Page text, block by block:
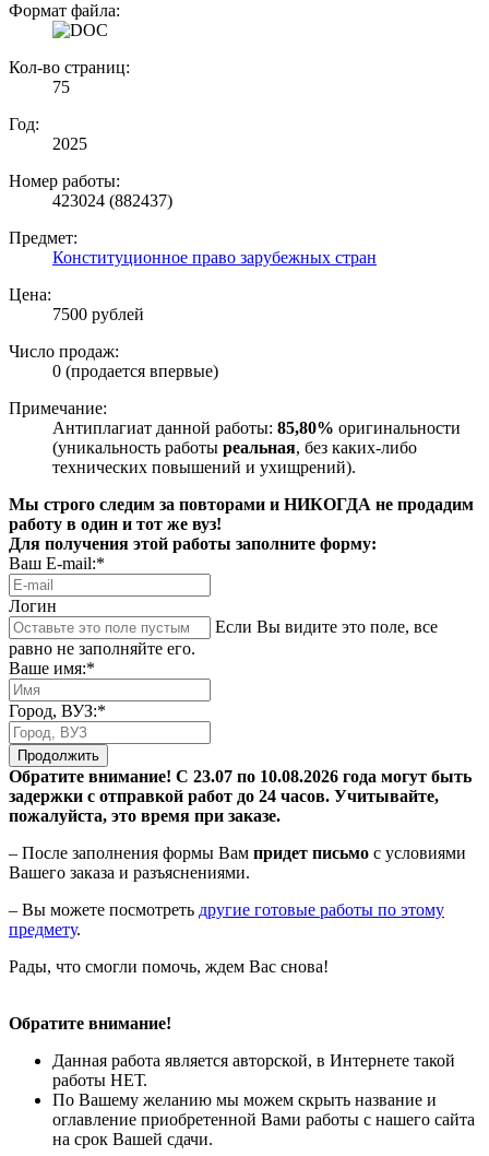
Формат файла:
Кол-во страниц:
75
Год:
2025
Номер работы:
423024 (882437)
Предмет:
Конституционное право зарубежных стран
Цена:
7500 рублей
Число продаж:
0 (продается впервые)
Примечание:
Антиплагиат данной работы: 85,80% оригинальности
(уникальность работы реальная, без каких-либо
технических повышений и ухищрений).
Мы строго следим за повторами и НИКОГДА не продадим
работу в один и тот же вуз!
Для получения этой работы заполните форму:
Ваш E-mail:*
Логин
Если Вы видите это поле, все
равно не заполняйте его.
Ваше имя:*
Город, ВУЗ:*
Продолжить
Обратите внимание! С 23.07 по 10.08.2026 года могут быть
задержки с отправкой работ до 24 часов. Учитывайте,
пожалуйста, это время при заказе.
– После заполнения формы Вам придет письмо с условиями
Вашего заказа и разъяснениями.
– Вы можете посмотреть другие готовые работы по этому
предмету.
Рады, что смогли помочь, ждем Вас снова!
Обратите внимание!
Данная работа является авторской, в Интернете такой
работы НЕТ.
По Вашему желанию мы можем скрыть название и
оглавление приобретенной Вами работы с нашего сайта
на срок Вашей сдачи.